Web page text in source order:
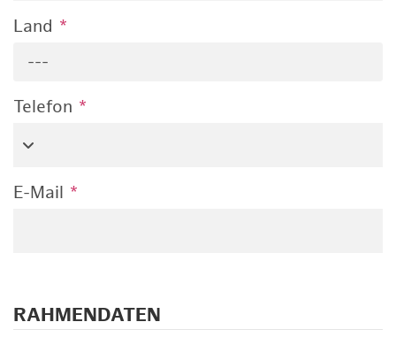
Land *
---
Telefon *
E-Mail *
RAHMENDATEN